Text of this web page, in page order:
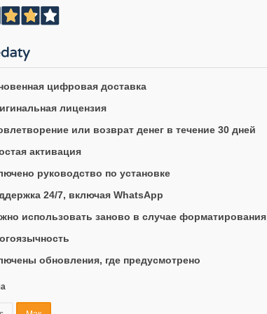
цифровая доставка
лицензия
или возврат денег в течение 30 дней
активация
руководство по установке
24/7, включая WhatsApp
использовать заново в случае форматирования
обновления, где предусмотрено